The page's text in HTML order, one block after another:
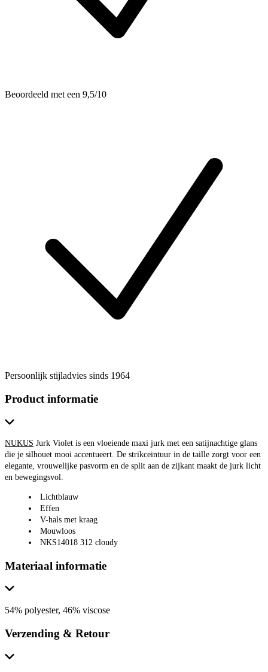
Beoordeeld met een 9,5/10
Persoonlijk stijladvies sinds 1964
Product informatie
NUKUS Jurk Violet is een vloeiende maxi jurk met een satijnachtige glans
die je silhouet mooi accentueert. De strikceintuur in de taille zorgt voor een
elegante, vrouwelijke pasvorm en de split aan de zijkant maakt de jurk licht
en bewegingsvol.
Lichtblauw
Effen
V-hals met kraag
Mouwloos
NKS14018 312 cloudy
Materiaal informatie
54% polyester, 46% viscose
Verzending & Retour